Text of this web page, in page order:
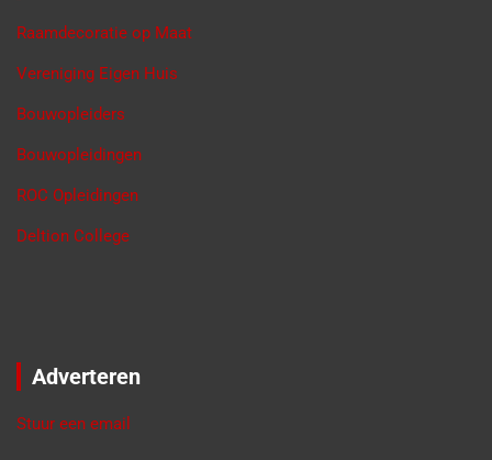
Raamdecoratie op Maat
Vereniging Eigen Huis
Bouwopleiders
Bouwopleidingen
ROC Opleidingen
Deltion College
Adverteren
Stuur een email